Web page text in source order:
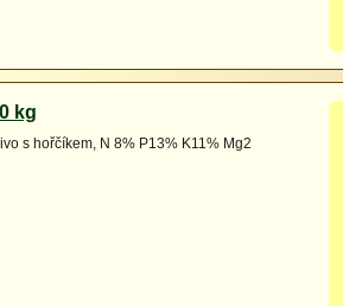
kg
s hořčíkem, N 8% P13% K11% Mg2